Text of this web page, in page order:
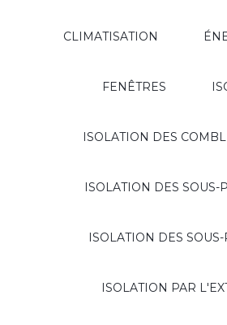
CLIMATISATION
FENÊTRES
ISOLATION DES
ISOLATION DES SOUS-
ISOLATION DES
ISOLATION PAR